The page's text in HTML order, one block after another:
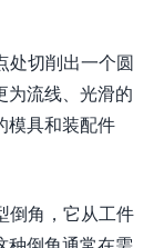
处切削出一个圆
为流线、光滑的
模具和装配件
倒角，它从工件
种倒角通常在需